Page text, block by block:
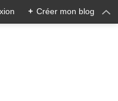
+ Créer mon blog